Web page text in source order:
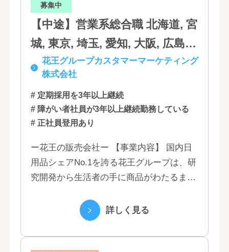
募集中
【中途】営業系総合職 北海道, 宮
城, 東京, 埼玉, 愛知, 大阪, 広島,
福岡花王グループカスタマーマーケティング
株式会社
# 定期採用を3年以上継続
# 障がい者社員が3年以上継続勤務している
# 正社員登用あり
ー花王の販売会社ー 【事業内容】 国内日
用品シェアNo.1を誇る花王グループは、研
究開発から生活者の手に商品がわたるまで
で、情報のスピード、質、量ともに他社に
詳しく見る